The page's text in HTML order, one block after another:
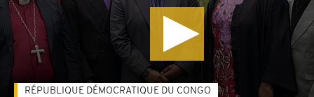
RÉPUBLIQUE DÉMOCRATIQUE DU CONGO